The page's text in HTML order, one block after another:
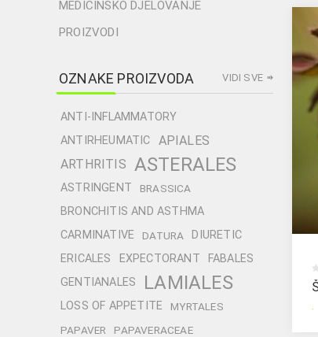
.
MEDICINSKO DJELOVANJE
PROIZVODI
OZNAKE PROIZVODA
ANTI-INFLAMMATORY
ANTIRHEUMATIC
APIALES
ARTHRITIS ASTERALES
ASTRINGENT BRASSICA
BRONCHITIS AND ASTHMA
CARMINATIVE
DATURA
DIURETIC
ERICALES
EXPECTORANT
FABALES
GENTIANALES
LAMIALES
LOSS OF APPETITE
MYRTALES
PAPAVER
PAPAVERACEAE
VIDI SVE